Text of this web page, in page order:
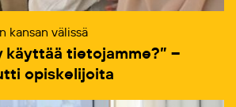
kansan välissä
käyttää tietojamme?” –
opiskelijoita